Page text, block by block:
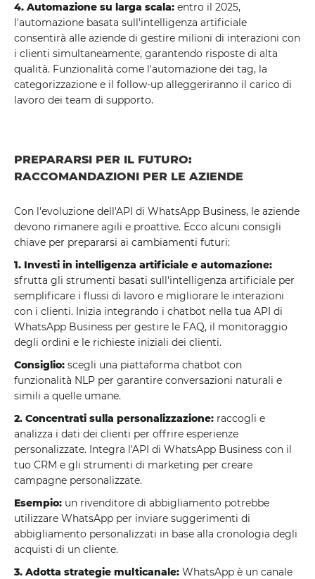
4. Automazione su larga scala: entro il 2025,
l'automazione basata sull'intelligenza artificiale
consentirà alle aziende di gestire milioni di interazioni con
i clienti simultaneamente, garantendo risposte di alta
qualità. Funzionalità come l'automazione dei tag, la
categorizzazione e il follow-up alleggeriranno il carico di
lavoro dei team di supporto.
PREPARARSI PER IL FUTURO:
RACCOMANDAZIONI PER LE AZIENDE
Con l'evoluzione dell'API di WhatsApp Business, le aziende
devono rimanere agili e proattive. Ecco alcuni consigli
chiave per prepararsi ai cambiamenti futuri:
1. Investi in intelligenza artificiale e automazione:
sfrutta gli strumenti basati sull'intelligenza artificiale per
semplificare i flussi di lavoro e migliorare le interazioni
con i clienti. Inizia integrando i chatbot nella tua API di
WhatsApp Business per gestire le FAQ, il monitoraggio
degli ordini e le richieste iniziali dei clienti.
Consiglio: scegli una piattaforma chatbot con
funzionalità NLP per garantire conversazioni naturali e
simili a quelle umane.
2. Concentrati sulla personalizzazione: raccogli e
analizza i dati dei clienti per offrire esperienze
personalizzate. Integra l'API di WhatsApp Business con il
tuo CRM e gli strumenti di marketing per creare
campagne personalizzate.
Esempio: un rivenditore di abbigliamento potrebbe
utilizzare WhatsApp per inviare suggerimenti di
abbigliamento personalizzati in base alla cronologia degli
acquisti di un cliente.
3. Adotta strategie multicanale: WhatsApp è un canale